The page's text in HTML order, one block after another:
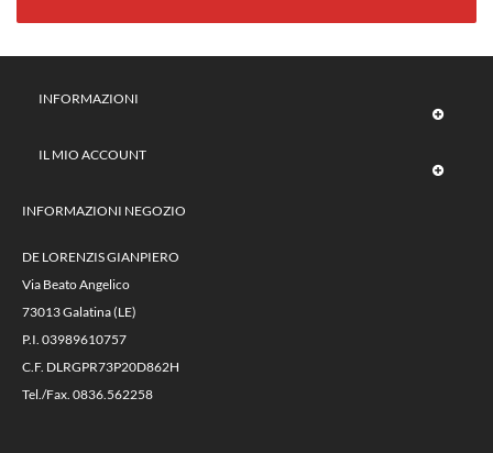
INFORMAZIONI
IL MIO ACCOUNT
INFORMAZIONI NEGOZIO
DE LORENZIS GIANPIERO
Via Beato Angelico
73013 Galatina (LE)
P.I. 03989610757
C.F. DLRGPR73P20D862H
Tel./Fax. 0836.562258